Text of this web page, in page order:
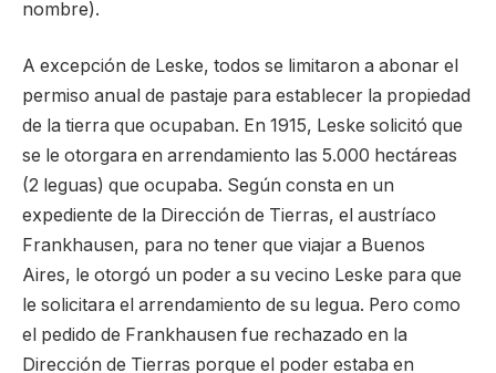
nombre).
A excepción de Leske, todos se limitaron a abonar el
permiso anual de pastaje para establecer la propiedad
de la tierra que ocupaban. En 1915, Leske solicitó que
se le otorgara en arrendamiento las 5.000 hectáreas
(2 leguas) que ocupaba. Según consta en un
expediente de la Dirección de Tierras, el austríaco
Frankhausen, para no tener que viajar a Buenos
Aires, le otorgó un poder a su vecino Leske para que
le solicitara el arrendamiento de su legua. Pero como
el pedido de Frankhausen fue rechazado en la
Dirección de Tierras porque el poder estaba en